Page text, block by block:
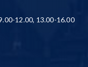
12.00, 13.00-16.00